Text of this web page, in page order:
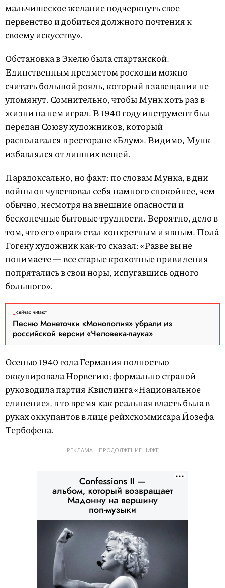
мальчишеское желание подчеркнуть свое
первенство и добиться должного почтения к
своему искусству».
Обстановка в Экелю была спартанской.
Единственным предметом роскоши можно
считать большой рояль, который в завещании не
упомянут. Сомнительно, чтобы Мунк хоть раз в
жизни на нем играл. В 1940 году инструмент был
передан Союзу художников, который
располагался в ресторане «Блум». Видимо, Мунк
избавлялся от лишних вещей.
Парадоксально, но факт: по словам Мунка, в дни
войны он чувствовал себя намного спокойнее, чем
обычно, несмотря на внешние опасности и
бесконечные бытовые трудности. Вероятно, дело в
том, что его «враг» стал конкретным и явным. Полá
Гогену художник как-то сказал: «Разве вы не
понимаете — все старые крохотные привидения
попрятались в свои норы, испугавшись одного
большого».
сейчас читают
Песню Монеточки «Монополия» убрали из
российской версии «Человека-паука»
Осенью 1940 года Германия полностью
оккупировала Норвегию; формально страной
руководила партия Квислинга «Национальное
единение», в то время как реальная власть была в
руках оккупантов в лице рейхскоммисара Йозефа
Тербофена.
РЕКЛАМА – ПРОДОЛЖЕНИЕ НИЖЕ